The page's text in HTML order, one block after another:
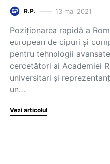
R.P. 13 mai 2021
Poziționarea rapidă a
european de cipuri și
pentru tehnologii
cercetători ai Academiei
universitari și
un…
Vezi articolul